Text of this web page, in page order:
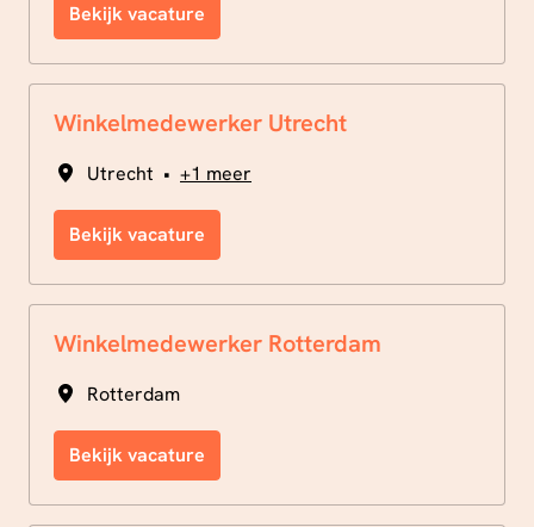
Bekijk vacature
Winkelmedewerker Utrecht
Utrecht • +1 meer
Bekijk vacature
Winkelmedewerker Rotterdam
Rotterdam
Bekijk vacature